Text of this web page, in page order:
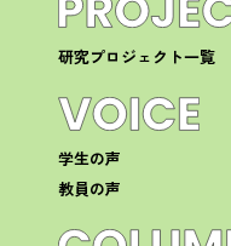
研究プロジェクト一覧
学生の声
教員の声